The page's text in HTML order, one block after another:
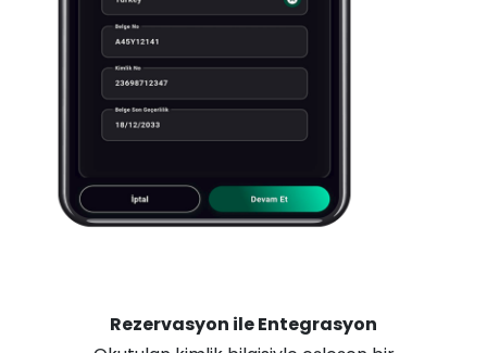
Rezervasyon ile Entegrasyon